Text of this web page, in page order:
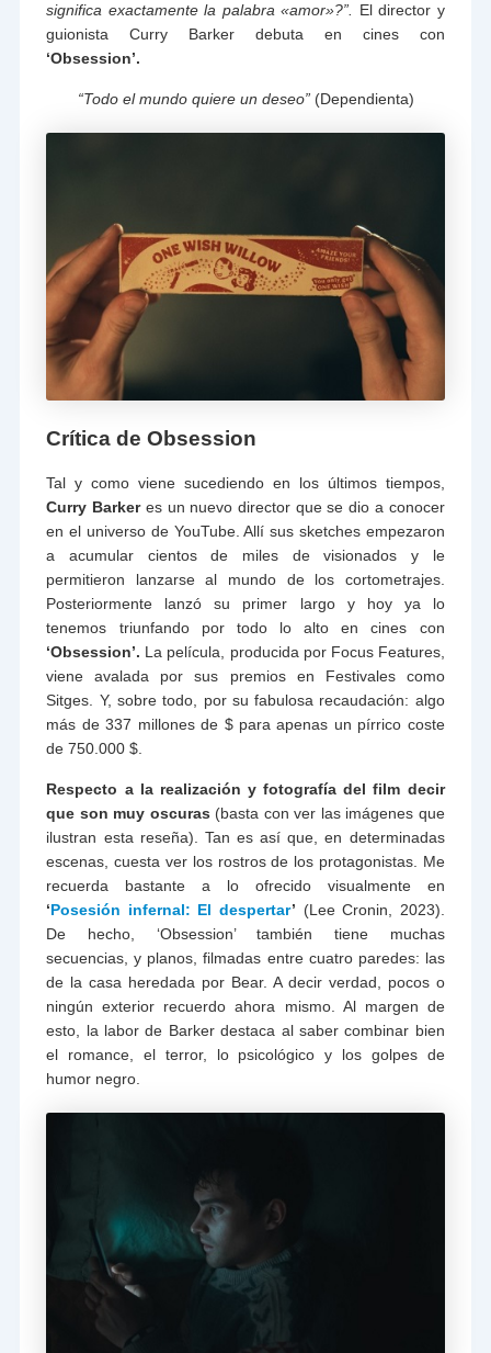
significa exactamente la palabra «amor»?”. El director y
guionista Curry Barker debuta en cines con
‘Obsession’.
“Todo el mundo quiere un deseo”(Dependienta)
Crítica de Obsession
Tal y como viene sucediendo en los últimos tiempos,
Curry Barkeres un nuevo director que se dio a conocer
en el universo de YouTube. Allí sus sketches empezaron
a acumular cientos de miles de visionados y le
permitieron lanzarse al mundo de los cortometrajes.
Posteriormente lanzó su primer largo y hoy ya lo
tenemos triunfando por todo lo alto en cines con
‘Obsession’. La película, producida por Focus Features,
viene avalada por sus premios en Festivales como
Sitges. Y, sobre todo, por su fabulosa recaudación: algo
más de 337 millones de $ para apenas un pírrico coste
de 750.000 $.
Respecto a la realización y fotografía del film decir
que son muy oscuras (basta con ver las imágenes que
ilustran esta reseña). Tan es así que, en determinadas
escenas, cuesta ver los rostros de los protagonistas. Me
recuerda bastante a lo ofrecido visualmente en
‘Posesión infernal: El despertar’ (Lee Cronin, 2023).
De hecho, ‘Obsession’ también tiene muchas
secuencias, y planos, filmadas entre cuatro paredes: las
de la casa heredada por Bear. A decir verdad, pocos o
ningún exterior recuerdo ahora mismo. Al margen de
esto, la labor de Barker destaca al saber combinar bien
el romance, el terror, lo psicológico y los golpes de
humor negro.